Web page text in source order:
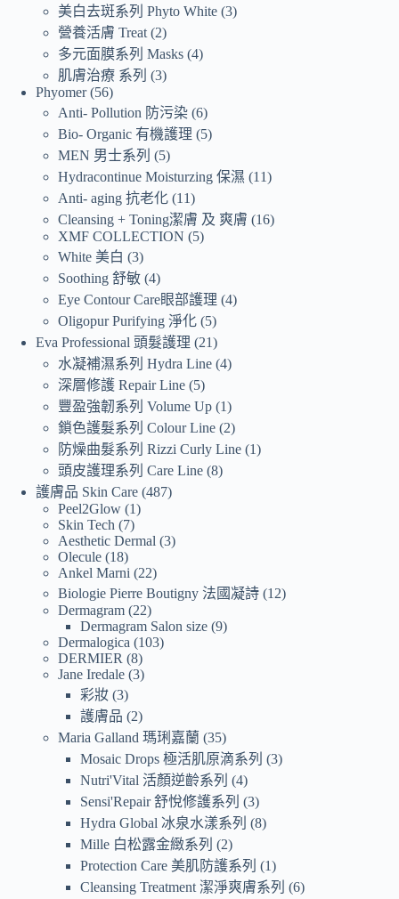
美白去斑系列 Phyto White 3
營養活膚 Treat 2
多元面膜系列 Masks 4
肌膚治療 系列
3
Phyomer 56
Anti- Pollution 防污染 6
Bio- Organic 有機護理
5
MEN 男士系列
5
Hydracontinue Moisturzing 保濕
11
Anti- aging 抗老化 11
Cleansing + Toning潔膚 及 爽膚
16
XMF COLLECTION
5
White 美白
3
Soothing 舒敏 4
Eye Contour Care眼部護理 4
Oligopur Purifying 淨化 5
Eva Professional 頭髮護理
21
水凝補濕系列 Hydra Line 4
深層修護 Repair Line 5
豐盈強韌系列 Volume Up 1
鎖色護髮系列 Colour Line 2
防燥曲髮系列 Rizzi Curly Line 1
頭皮護理系列 Care Line 8
護膚品 Skin Care 487
Peel2Glow 1
Skin Tech
7
Aesthetic Dermal 3
Olecule 18
Ankel Marni
22
Biologie Pierre Boutigny 法國凝詩 12
Dermagram 22
Dermagram Salon size 9
Dermalogica
103
DERMIER
8
Jane Iredale 3
彩妝 3
護膚品
2
Maria Galland 瑪琍嘉蘭 35
Mosaic Drops 極活肌原滴系列
3
Nutri'Vital 活顏逆齡系列
4
Sensi'Repair 舒悅修護系列
3
Hydra Global 冰泉水漾系列
8
Mille 白松露金緻系列
2
Protection Care 美肌防護系列
1
Cleansing Treatment 潔淨爽膚系列
6